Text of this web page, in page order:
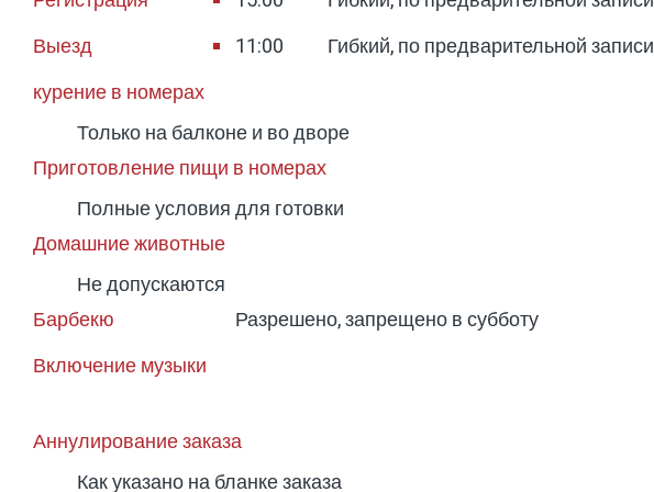
Выезд
11:00
Гибкий, по предварительной записи
курение в номерах
Только на балконе и во дворе
Приготовление пищи в номерах
Полные условия для готовки
Домашние животные
Не допускаются
Барбекю
Разрешено, запрещено в субботу
Включение музыки
Аннулирование заказа
Как указано на бланке заказа